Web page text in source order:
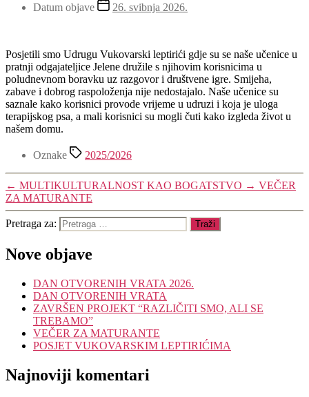
Datum objave
26. svibnja 2026.
Posjetili smo Udrugu Vukovarski leptirići gdje su se naše učenice u
pratnji odgajateljice Jelene družile s njihovim korisnicima u
poludnevnom boravku uz razgovor i društvene igre. Smijeha,
zabave i dobrog raspoloženja nije nedostajalo. Naše učenice su
saznale kako korisnici provode vrijeme u udruzi i koja je uloga
terapijskog psa, a mali korisnici su mogli čuti kako izgleda život u
našem domu.
Oznake 2025/2026
← MULTIKULTURALNOST KAO BOGATSTVO → VEČER
ZA MATURANTE
Pretraga za:
Nove objave
DAN OTVORENIH VRATA 2026.
DAN OTVORENIH VRATA
ZAVRŠEN PROJEKT “RAZLIČITI SMO, ALI SE
TREBAMO”
VEČER ZA MATURANTE
POSJET VUKOVARSKIM LEPTIRIĆIMA
Najnoviji komentari